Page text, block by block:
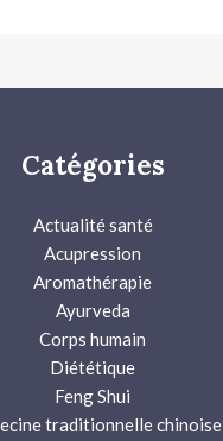
Catégories
Actualité santé
Acupression
Aromathérapie
Ayurveda
Corps humain
Diététique
Feng Shui
traditionnelle chinoise